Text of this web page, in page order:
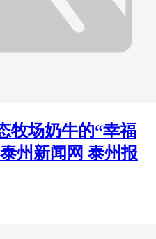
牧场奶牛的“幸福
州新闻网 泰州报